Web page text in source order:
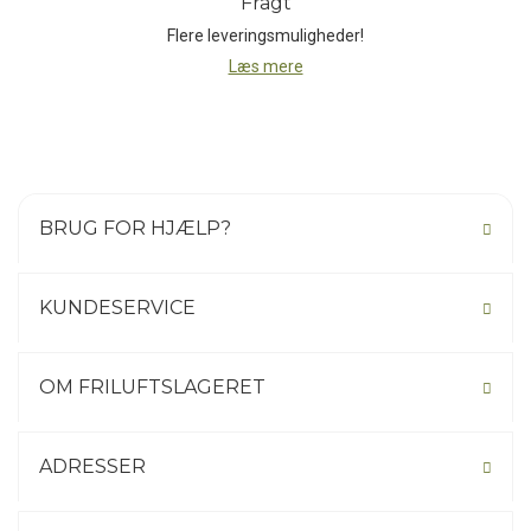
Flere leveringsmuligheder!
Læs mere
BRUG FOR HJÆLP?
KUNDESERVICE
OM FRILUFTSLAGERET
ADRESSER